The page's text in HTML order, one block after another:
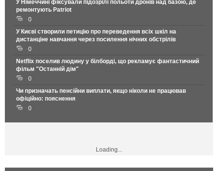
У Німеччині фіксували підозрілі польоти дронів над базою, де
ремонтують Patriot
0
У Києві створили петицію про переведення всіх шкіл на
дистанціне навчання через посилення нічних обстрілів
0
Netflix поселив людину у білборді, що рекламує фантастичний
фільм "Останній дім"
0
Чи призначать пенсійни виплати, якщо ніколи не працював
офіційно: пояснення
0
Loading...